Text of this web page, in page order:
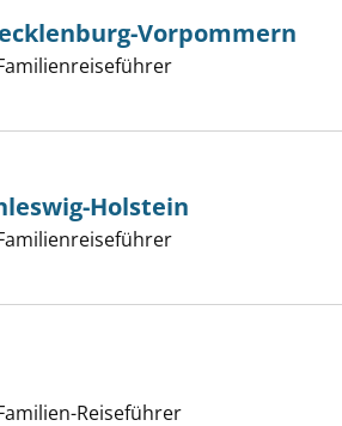
Mecklenburg-Vorpommern
Vorpommern
Schleswig-Holstein anzeigen
Holstein
anzeigenReiseführer